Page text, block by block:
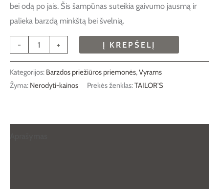
bei odą po jais. Šis šampūnas suteikia gaivumo jausmą ir
palieka barzdą minkštą bei švelnią.
- + Į KREPŠELĮ
Kategorijos: Barzdos priežiūros priemonės,Vyrams
Žyma: Nerodyti-kainos Prekės ženklas:TAILOR'S